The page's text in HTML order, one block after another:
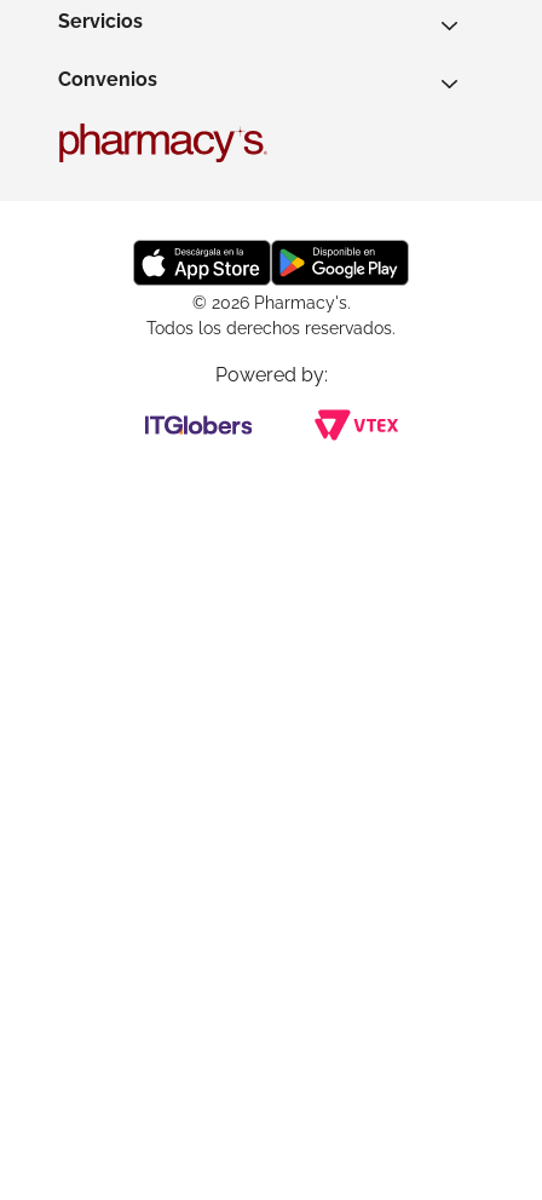
Servicios
Convenios
© 2026 Pharmacy's.
Todos los derechos reservados.
Powered by: